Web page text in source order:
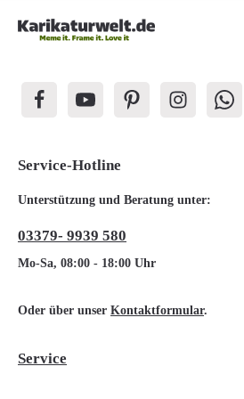
Service-Hotline
Unterstützung und Beratung unter:
03379- 9939 580
Mo-Sa, 08:00 - 18:00 Uhr
Oder über unser Kontaktformular.
Service